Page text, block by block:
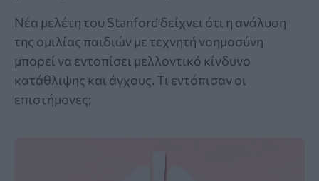
Νέα μελέτη του Stanford δείχνει ότι η ανάλυση
της ομιλίας παιδιών με τεχνητή νοημοσύνη
μπορεί να εντοπίσει μελλοντικό κίνδυνο
κατάθλιψης και άγχους. Τι εντόπισαν οι
επιστήμονες;